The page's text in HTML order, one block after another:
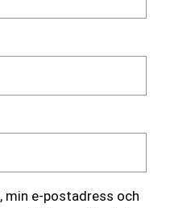
min e-postadress och